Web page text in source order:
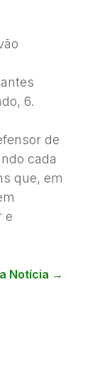
6.
de
cada
que, em
e
Notícia →